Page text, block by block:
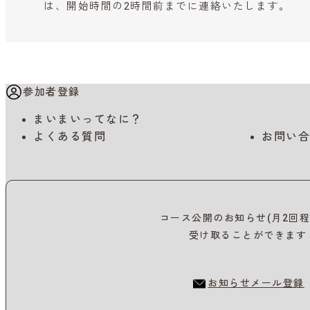
は、開始時間の2時間前までに連絡いたします。
参加者登録
まいまいってなに？
よくある質問
お問い
コース公開のお知らせ(月2回
受け取ることができます
お知らせメール登録